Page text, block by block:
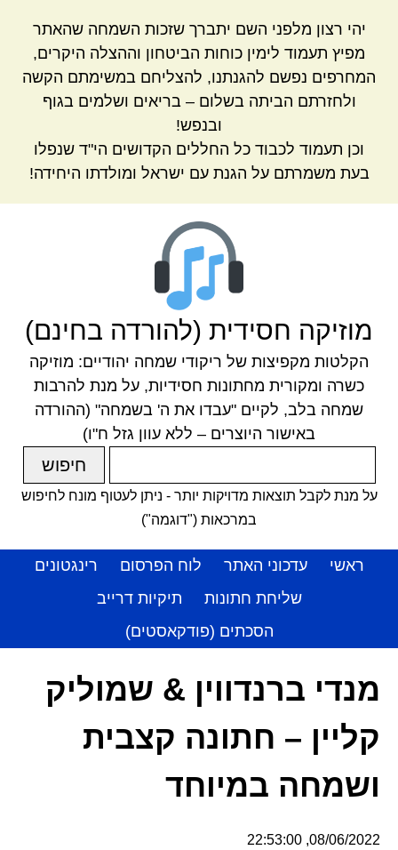
יהי רצון מלפני השם יתברך שזכות השמחה שהאתר
מפיץ תעמוד לימין כוחות הביטחון וההצלה היקרים,
המחרפים נפשם להגנתנו, להצליחם במשימתם הקשה
ולחזרתם הביתה בשלום – בריאים ושלמים בגוף
ובנפש!
וכן תעמוד לכבוד כל החללים הקדושים הי"ד שנפלו
בעת משמרתם על הגנת עם ישראל ומולדתו היחידה!
מוזיקה חסידית (להורדה בחינם)
הקלטות מקפיצות של ריקודי שמחה יהודיים: מוזיקה
כשרה ומקורית מחתונות חסידיות, על מנת להרבות
שמחה בלב, לקיים "עבדו את ה' בשמחה" (ההורדה
באישור היוצרים – ללא עוון גזל ח"ו)
על מנת לקבל תוצאות מדויקות יותר - ניתן לעטוף מונח לחיפוש
במרכאות ("דוגמה")
ראשי עדכוני האתר לוח הפרסום
רינגטונים
שליחת חתונות
תיקיות דרייב
הסכתים (פודקאסטים)
מנדי ברנדווין & שמוליק
קליין – חתונה קצבית
ושמחה במיוחד
08/06/2022, 22:53:00